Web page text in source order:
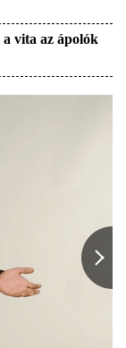
vita az ápolók